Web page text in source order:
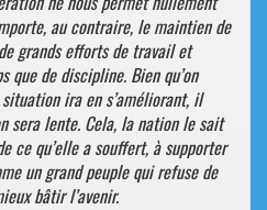
au contraire, le maintien de
grands efforts de travail et
que de discipline. Bien qu’on
ira en s’améliorant, il
sera lente. Cela, la nation le sait
ce qu’elle a souffert, à supporter
un grand peuple qui refuse de
bâtir l’avenir.